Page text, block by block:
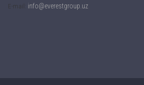
E-mail: info@everestgroup.uz